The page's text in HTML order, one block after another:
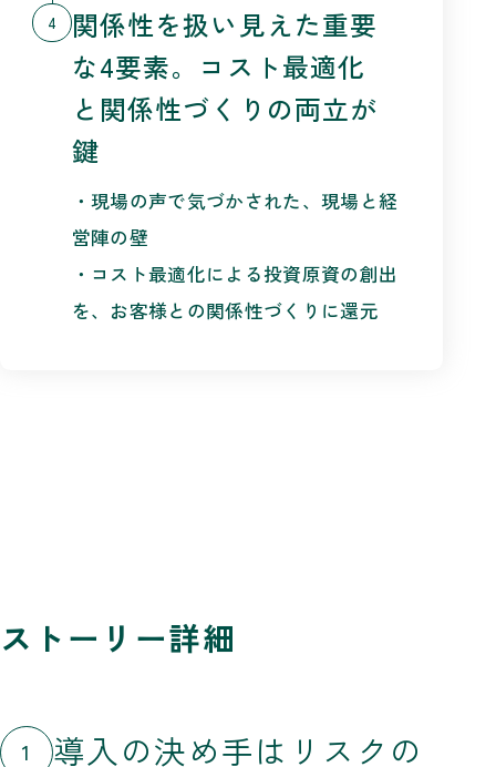
4
関係性を扱い見えた重要
な4要素。コスト最適化
と関係性づくりの両立が
鍵
・現場の声で気づかされた、現場と経
営陣の壁
・コスト最適化による投資原資の創出
を、お客様との関係性づくりに還元
ストーリー詳細
1 導入の決め手はリスクの